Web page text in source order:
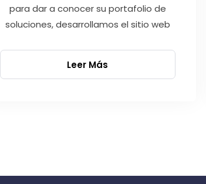
para dar a conocer su portafolio de
soluciones, desarrollamos el sitio web
Leer Más